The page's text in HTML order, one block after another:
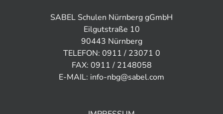
SABEL Schulen Nürnberg gGmbH
Eilgutstraße 10
90443 Nürnberg
TELEFON: 0911 / 23071 0
FAX: 0911 / 2148058
E-MAIL: info-nbg@sabel.com